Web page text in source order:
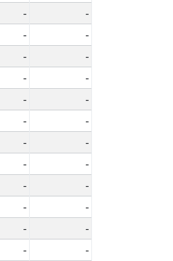
-
-
-
-
-
-
-
-
-
-
-
-
-
-
-
-
-
-
-
-
-
-
-
-